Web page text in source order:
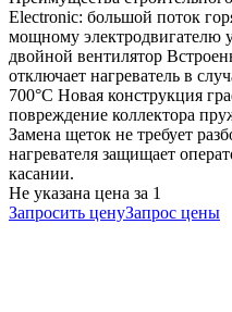
Electronic: большой поток
мощному электродвигателю
двойной вентилятор
отключает нагреватель в
700°C Новая конструкция
повреждение коллектора
Замена щеток не требует
нагревателя защищает
касании.
Не указана цена за 1
Запросить ценуЗапрос цены